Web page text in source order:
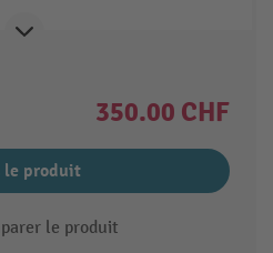
350.00 CHF
le produit
le produit